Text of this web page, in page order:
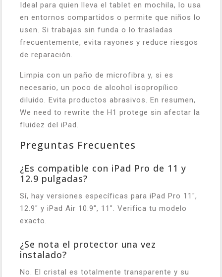
Ideal para quien lleva el tablet en mochila, lo usa
en entornos compartidos o permite que niños lo
usen. Si trabajas sin funda o lo trasladas
frecuentemente, evita rayones y reduce riesgos
de reparación.
Limpia con un paño de microfibra y, si es
necesario, un poco de alcohol isopropílico
diluido. Evita productos abrasivos. En resumen,
We need to rewrite the H1 protege sin afectar la
fluidez del iPad.
Preguntas Frecuentes
¿Es compatible con iPad Pro de 11 y
12.9 pulgadas?
Sí, hay versiones específicas para iPad Pro 11",
12.9" y iPad Air 10.9", 11". Verifica tu modelo
exacto.
¿Se nota el protector una vez
instalado?
No. El cristal es totalmente transparente y su